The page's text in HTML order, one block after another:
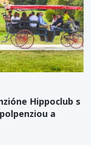
Hippoclub s
a